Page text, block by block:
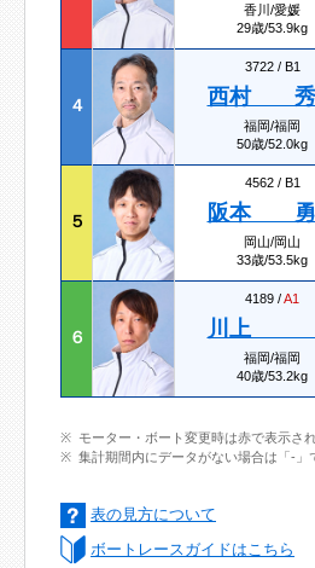
香川/愛媛
29歳/53.9kg
４
3722 / B1
西村 秀
福岡/福岡
50歳/52.0kg
５
4562 / B1
阪本 勇
岡山/岡山
33歳/53.5kg
６
4189 /A1
川上
福岡/福岡
40歳/53.2kg
モーター・ボート変更時は赤で表示され
集計期間内にデータがない場合は「-」
表の見方について
ボートレースガイドはこちら